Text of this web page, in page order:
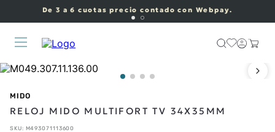
De 3 a 6 cuotas precio contado con Webpay.
MIDO
RELOJ MIDO MULTIFORT TV 34X35MM
SKU: M493071113600